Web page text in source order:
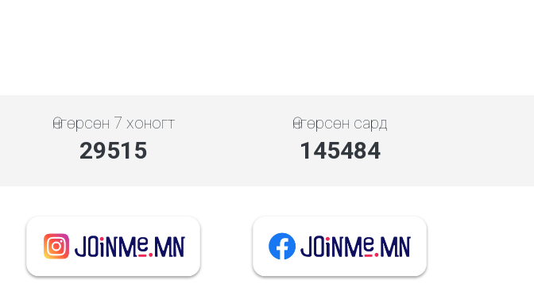
Өнгөрсөн 7 хоногт
29515
Өнгөрсөн сард
145484